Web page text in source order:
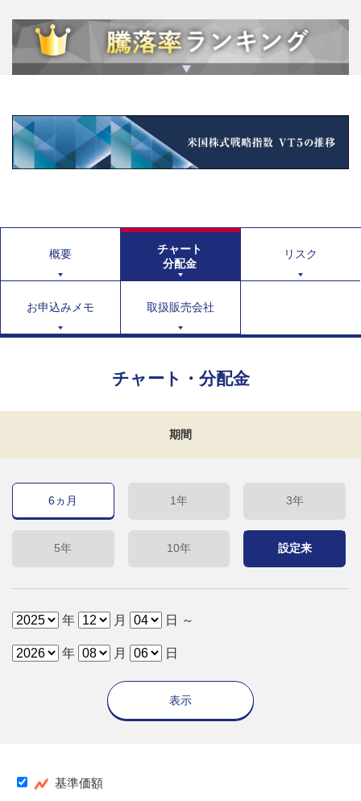
概要
チャート
分配金
リスク
お申込みメモ 取扱販売会社
チャート・分配金
期間
6ヵ月 1年 3年
5年 10年 設定来
年 月 日 ～
年 月 日
表示
基準価額